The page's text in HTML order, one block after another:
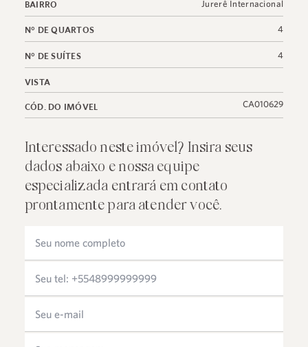
BAIRRO Jurerê Internacional
N° DE QUARTOS 4
N° DE SUÍTES 4
VISTA
CÓD. DO IMÓVEL CA010629
Interessado neste imóvel? Insira seus
dados abaixo e nossa equipe
especializada entrará em contato
prontamente para atender você.